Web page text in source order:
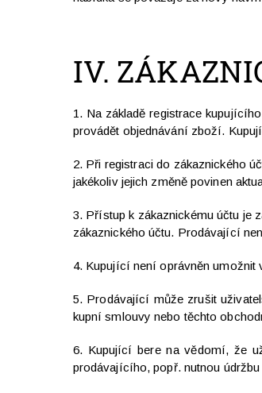
IV.
1. Na základě registrace
provádět objednávání zboží.
2. Při registraci do zákaznického
jakékoliv jejich změně povinen
3. Přístup k zákaznickému účtu je
zákaznického účtu. Prodávající
4. Kupující není oprávněn
5. Prodávající může zrušit
kupní smlouvy nebo těchto
6. Kupující bere na vědomí, že
prodávajícího, popř. nutnou